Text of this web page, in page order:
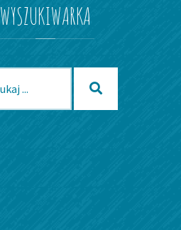
WYSZUKIWARKA
Szukaj